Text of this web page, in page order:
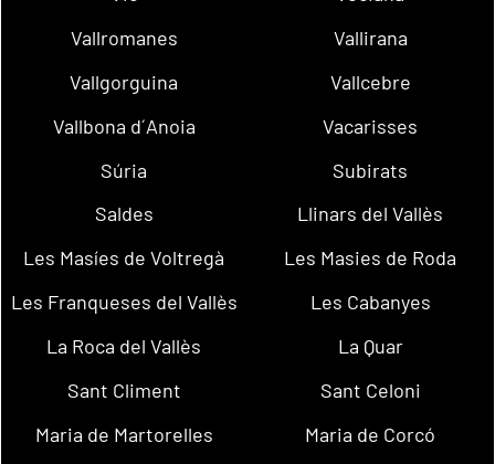
Vallromanes
Vallirana
Vallgorguina
Vallcebre
Vallbona d´Anoia
Vacarisses
Súria
Subirats
Saldes
Llinars del Vallès
Les Masíes de Voltregà
Les Masies de Roda
Les Franqueses del Vallès
Les Cabanyes
La Roca del Vallès
La Quar
Sant Climent
Sant Celoni
Maria de Martorelles
Maria de Corcó